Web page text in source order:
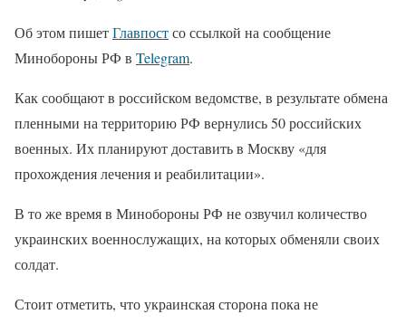
Об этом пишетГлавпостсо ссылкой на сообщение
Минобороны РФ в Telegram.
Как сообщают в российском ведомстве, в результате обмена
пленными на территорию РФ вернулись 50 российских
военных. Их планируют доставить в Москву «для
прохождения лечения и реабилитации».
В то же время в Минобороны РФ не озвучил количество
украинских военнослужащих, на которых обменяли своих
солдат.
Стоит отметить, что украинская сторона пока не